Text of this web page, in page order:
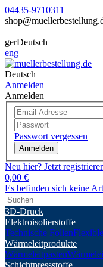
04435-9710311
gerDeutsch
eng
Deutsch
Anmelden
Anmelden
Passwort vergessen
Anmelden
Neu hier? Jetzt
0,00 €
Es befinden sich keine
3D-Druck
Elektroisolierstoffe
Technische Folien
Wärmeleitprodukte
Wärmeleitpasten
Schichtpressstoffe